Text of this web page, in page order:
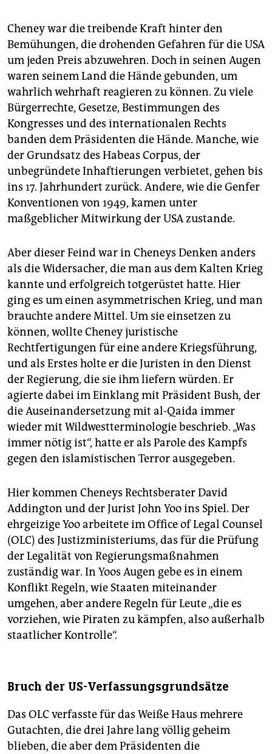
Cheney war die treibende Kraft hinter den
Bemühungen, die drohenden Gefahren für die USA
um jeden Preis abzuwehren. Doch in seinen Augen
waren seinem Land die Hände gebunden, um
wahrlich wehrhaft reagieren zu können. Zu viele
Bürgerrechte, Gesetze, Bestimmungen des
Kongresses und des internationalen Rechts
banden dem Präsidenten die Hände. Manche, wie
der Grundsatz des Habeas Corpus, der
unbegründete Inhaftierungen verbietet, gehen bis
ins 17. Jahrhundert zurück. Andere, wie die Genfer
Konventionen von 1949, kamen unter
maßgeblicher Mitwirkung der USA zustande.
Aber dieser Feind war in Cheneys Denken anders
als die Widersacher, die man aus dem Kalten Krieg
kannte und erfolgreich totgerüstet hatte. Hier
ging es um einen asymmetrischen Krieg, und man
brauchte andere Mittel. Um sie einsetzen zu
können, wollte Cheney juristische
Rechtfertigungen für eine andere Kriegsführung,
und als Erstes holte er die Juristen in den Dienst
der Regierung, die sie ihm liefern würden. Er
agierte dabei im Einklang mit Präsident Bush, der
die Auseinandersetzung mit al-Qaida immer
wieder mit Wildwestterminologie beschrieb. „Was
immer nötig ist“, hatte er als Parole des Kampfs
gegen den islamistischen Terror ausgegeben.
Hier kommen Cheneys Rechtsberater David
Addington und der Jurist John Yoo ins Spiel. Der
ehrgeizige Yoo arbeitete im Office of Legal Counsel
(OLC) des Justizministeriums, das für die Prüfung
der Legalität von Regierungsmaßnahmen
zuständig war. In Yoos Augen gebe es in einem
Konflikt Regeln, wie Staaten miteinander
umgehen, aber andere Regeln für Leute „die es
vorziehen, wie Piraten zu kämpfen, also außerhalb
staatlicher Kontrolle“.
Bruch der US-Verfassungsgrundsätze
Das OLC verfasste für das Weiße Haus mehrere
Gutachten, die drei Jahre lang völlig geheim
blieben, die aber dem Präsidenten die